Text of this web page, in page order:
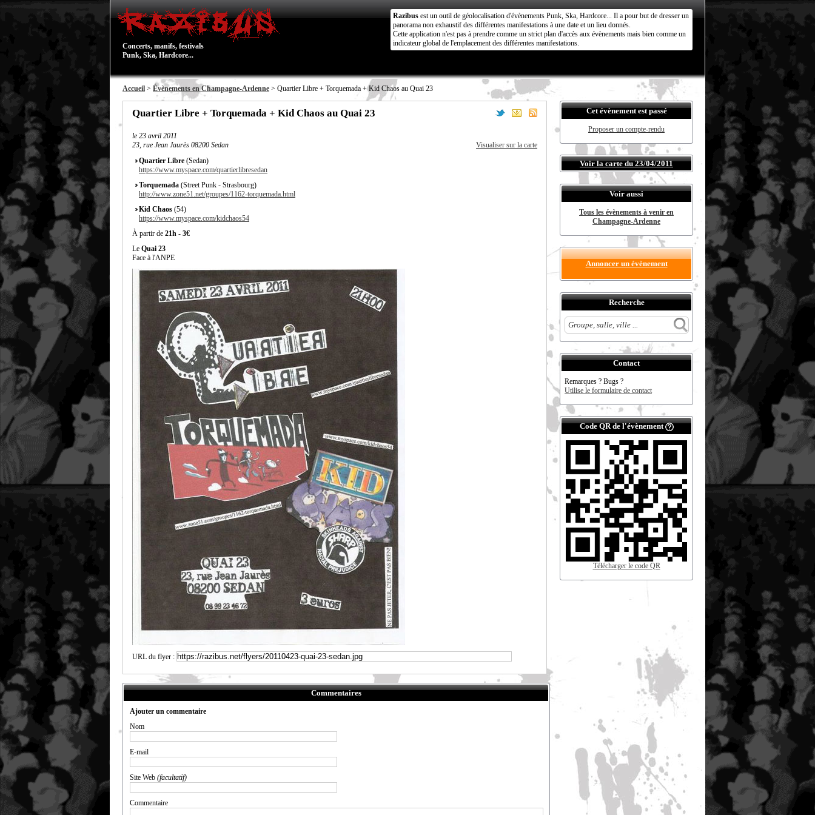
Concerts, manifs, festivals
Punk, Ska, Hardcore...
Razibus est un outil de géolocalisation d'évènements Punk, Ska, Hardcore... Il a pour but de dresser un
panorama non exhaustif des différentes manifestations à une date et un lieu donnés.
Cette application n'est pas à prendre comme un strict plan d'accès aux évènements mais bien comme un
indicateur global de l'emplacement des différentes manifestations.
Accueil > Évènements en Champagne-Ardenne > Quartier Libre + Torquemada + Kid Chaos au Quai 23
Quartier Libre + Torquemada + Kid Chaos au Quai 23
le 23 avril 2011
23, rue Jean Jaurès 08200 Sedan
Visualiser sur la carte
Quartier Libre (Sedan)
https://www.myspace.com/quartierlibresedan
Torquemada (Street Punk - Strasbourg)
http://www.zone51.net/groupes/1162-torquemada.html
Kid Chaos (54)
https://www.myspace.com/kidchaos54
À partir de 21h - 3€
Le Quai 23
Face à l'ANPE
URL du flyer :
Commentaires
Ajouter un commentaire
Nom
E-mail
Site Web (facultatif)
Commentaire
Cet évènement est passé
Proposer un compte-rendu
Voir la carte du 23/04/2011
Voir aussi
Tous les évènements à venir en
Champagne-Ardenne
Annoncer un évènement
Recherche
Contact
Remarques ? Bugs ?
Utilise le formulaire de contact
Code QR de l'évènement
Télécharger le code QR